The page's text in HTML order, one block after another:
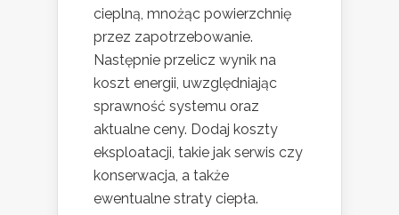
cieplną, mnożąc powierzchnię
przez zapotrzebowanie.
Następnie przelicz wynik na
koszt energii, uwzględniając
sprawność systemu oraz
aktualne ceny. Dodaj koszty
eksploatacji, takie jak serwis czy
konserwacja, a także
ewentualne straty ciepła.